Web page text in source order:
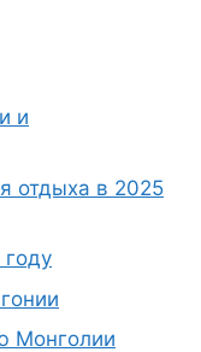
и
отдыха в 2025
Монголии